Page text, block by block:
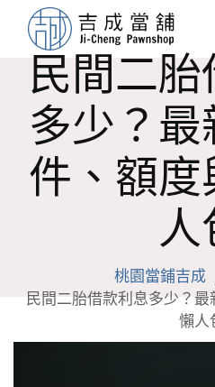
民間二
多少？
件、額度
人
桃園當鋪吉成
民間二胎借款利息多少？
懶人